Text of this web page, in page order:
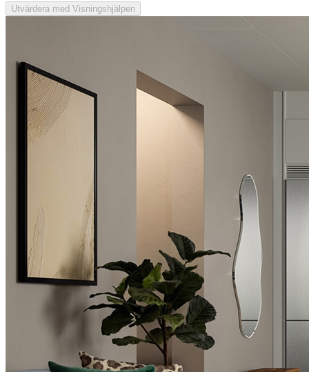
Utvärdera med Visningshjälpen